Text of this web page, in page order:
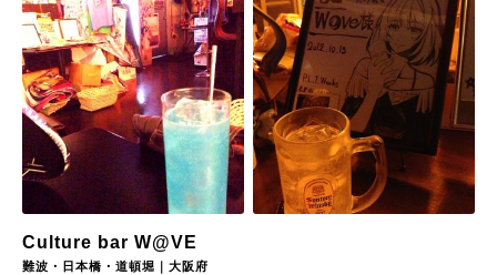
Culture bar W@VE
難波・日本橋・道頓堀｜大阪府